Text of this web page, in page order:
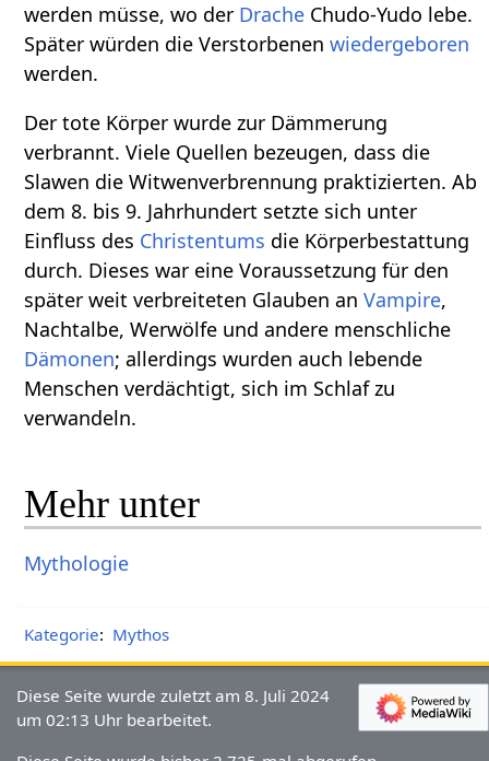
werden müsse, wo der Drache Chudo-Yudo lebe.
Später würden die Verstorbenenwiedergeboren
werden.
Der tote Körper wurde zur Dämmerung
verbrannt. Viele Quellen bezeugen, dass die
Slawen die Witwenverbrennung praktizierten. Ab
dem 8. bis 9. Jahrhundert setzte sich unter
Einfluss des Christentums die Körperbestattung
durch. Dieses war eine Voraussetzung für den
später weit verbreiteten Glauben anVampire,
Nachtalbe, Werwölfe und andere menschliche
Dämonen; allerdings wurden auch lebende
Menschen verdächtigt, sich im Schlaf zu
verwandeln.
Mehr unter
Mythologie
Kategorie: Mythos
Diese Seite wurde zuletzt am 8. Juli 2024
um 02:13 Uhr bearbeitet.